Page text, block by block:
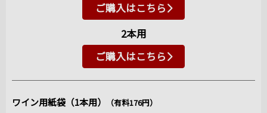
ご購入はこちら
2本用
ご購入はこちら
ワイン用紙袋（1本用） （有料176円）